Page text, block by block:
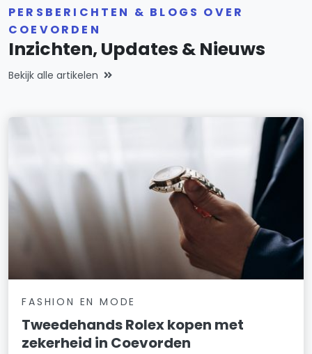
PERSBERICHTEN & BLOGS OVER
COEVORDEN
Inzichten, Updates & Nieuws
Bekijk alle artikelen
FASHION EN MODE
Tweedehands Rolex kopen met
zekerheid in Coevorden